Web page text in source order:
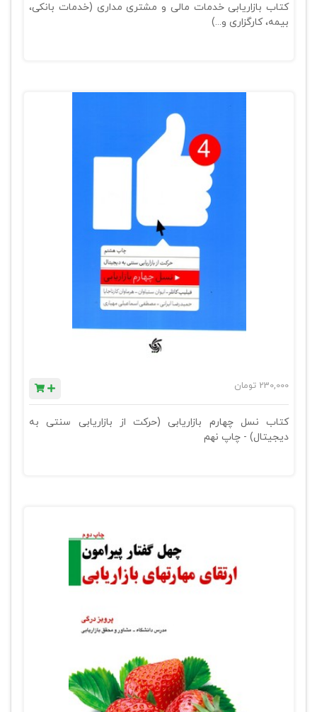
کتاب بازاریابی خدمات مالی و مشتری مداری (خدمات بانکی،
بیمه، کارگزاری و...)
230,000 تومان
کتاب نسل چهارم بازاریابی (حرکت از بازاریابی سنتی به
دیجیتال) - چاپ نهم